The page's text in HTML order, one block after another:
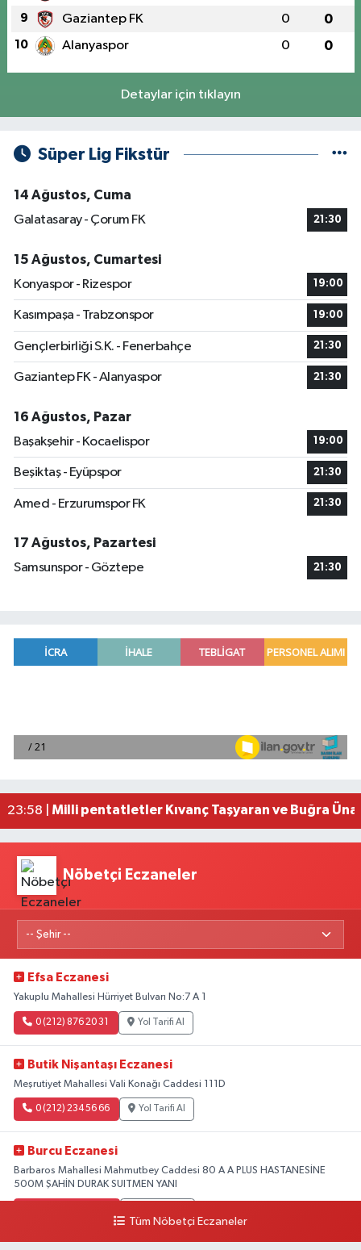
9 Gaziantep FK 0 0
10 Alanyaspor 0 0
Detaylar için tıklayın
Süper Lig Fikstür
14 Ağustos, Cuma
Galatasaray - Çorum FK
21:30
15 Ağustos, Cumartesi
Konyaspor - Rizespor
19:00
Kasımpaşa - Trabzonspor 19:00
Gençlerbirliği S.K. - Fenerbahçe 21:30
Gaziantep FK - Alanyaspor 21:30
16 Ağustos, Pazar
Başakşehir - Kocaelispor
19:00
Beşiktaş - Eyüpspor 21:30
Amed - Erzurumspor FK 21:30
17 Ağustos, Pazartesi
Samsunspor - Göztepe
21:30
00:39 |
Mersin'de uyuşturucu operasyonunda 190
23:58 | Milli pentatletler Kıvanç Taşyaran ve Buğra
Nöbetçi Eczaneler
Efsa Eczanesi
Yakuplu Mahallesi Hürriyet Bulvarı No:7 A 1
0 (212) 876 20 31 Yol Tarifi Al
Butik Nişantaşı Eczanesi
Meşrutiyet Mahallesi Vali Konağı Caddesi 111D
0 (212) 234 56 66 Yol Tarifi Al
Burcu Eczanesi
Barbaros Mahallesi Mahmutbey Caddesi 80 A A PLUS HASTANESİNE
500M ŞAHİN DURAK SUITMEN YANI
Tüm Nöbetçi Eczaneler